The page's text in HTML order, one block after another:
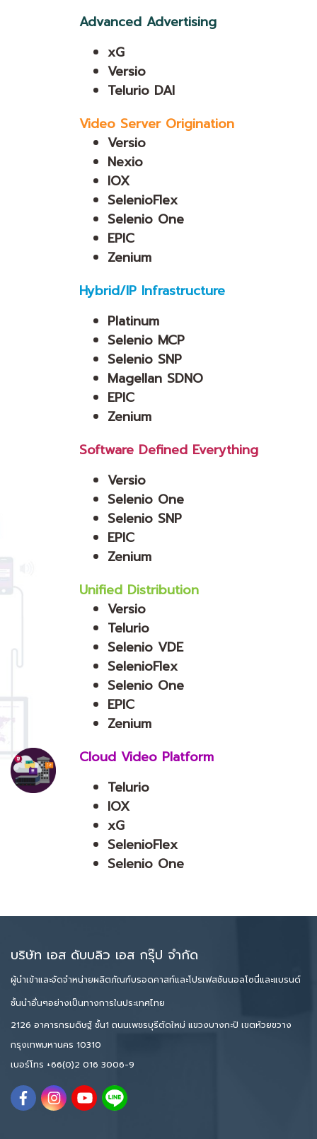
Advanced Advertising
xG
Versio
Telurio DAI
Video Server Origination
Versio
Nexio
IOX
SelenioFlex
Selenio One
EPIC
Zenium
Hybrid/IP Infrastructure
Platinum
Selenio MCP
Selenio SNP
Magellan SDNO
EPIC
Zenium
Software Defined Everything
Versio
Selenio One
Selenio SNP
EPIC
Zenium
Unified Distribution
Versio
Telurio
Selenio VDE
SelenioFlex
Selenio One
EPIC
Zenium
Cloud Video Platform
Telurio
IOX
xG
SelenioFlex
Selenio One
บริษัท เอส ดับบลิว เอส กรุ๊ป จำกัด
ผู้นำเข้าและจัดจำหน่ายผลิตภัณฑ์บรอดคาสท์และโปรเฟสชันนอลโซนี่และแบรนด์
ชั้นนำอื่นๆอย่างเป็นทางการในประเทศไทย
2126 อาคารกรมดิษฐ์ ชั้น1 ถนนเพชรบุรีตัดใหม่ แขวงบางกะปิ เขตห้วยขวาง
กรุงเทพมหานคร 10310
เบอร์โทร +66(0)2 016 3006-9